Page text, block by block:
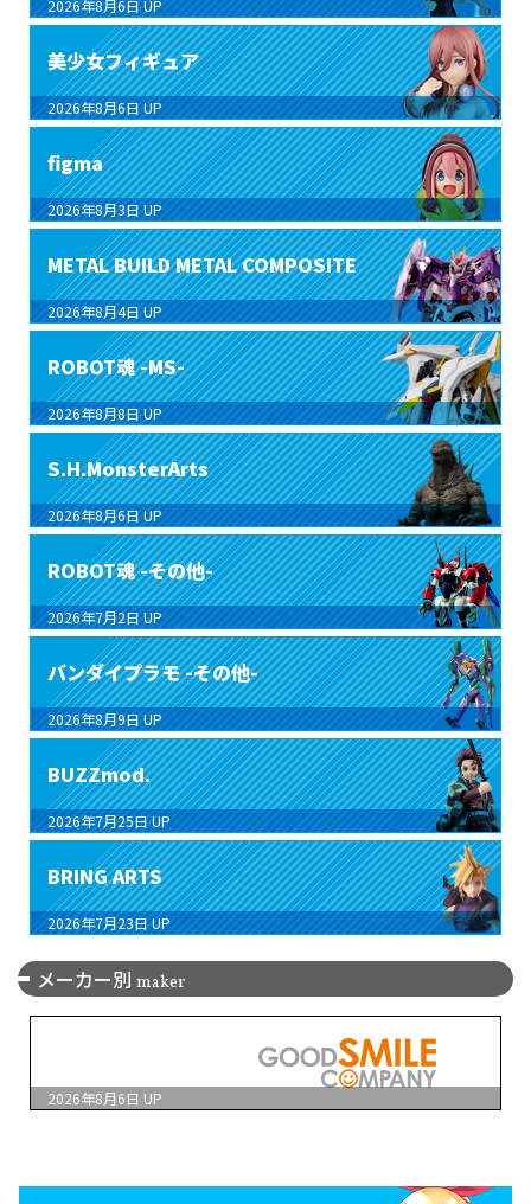
2026年8月6日 UP
美少女フィギュア
2026年8月6日 UP
figma
2026年8月3日 UP
METAL BUILD METAL COMPOSITE
2026年8月4日 UP
ROBOT魂 -MS-
2026年8月8日 UP
S.H.MonsterArts
2026年8月6日 UP
ROBOT魂 -その他-
2026年7月2日 UP
バンダイプラモ -その他-
2026年8月9日 UP
BUZZmod.
2026年7月25日 UP
BRING ARTS
2026年7月23日 UP
メーカー別 maker
2026年8月6日 UP